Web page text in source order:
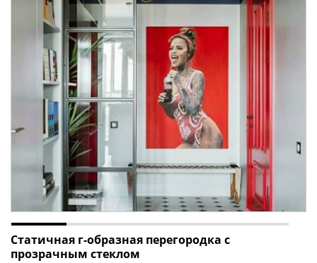
Статичная г-образная перегородка с
прозрачным стеклом